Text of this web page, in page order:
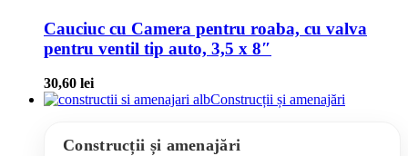
Cauciuc cu Camera pentru roaba, cu valva
pentru ventil tip auto, 3,5 x 8″
30,60 lei
Construcții și amenajări
Construcții și amenajări